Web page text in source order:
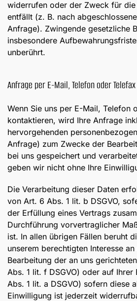
widerrufen oder der Zweck für die
entfällt (z. B. nach
Anfrage). Zwingende gesetzliche
insbesondere
unberührt.
Anfrage per E-Mail, Telefon oder Telefax
Wenn Sie uns per E-Mail, Telefon
kontaktieren, wird Ihre Anfrage
hervorgehenden
Anfrage) zum Zwecke der
bei uns gespeichert und
geben wir nicht ohne Ihre
Die Verarbeitung dieser Daten
von Art. 6 Abs. 1 lit. b DSGVO,
der Erfüllung eines Vertrags
Durchführung vorvertraglicher
ist. In allen übrigen Fällen beruht
unserem berechtigten Interesse
Bearbeitung der an uns
Abs. 1 lit. f DSGVO) oder auf
Abs. 1 lit. a DSGVO) sofern diese
Einwilligung ist jederzeit